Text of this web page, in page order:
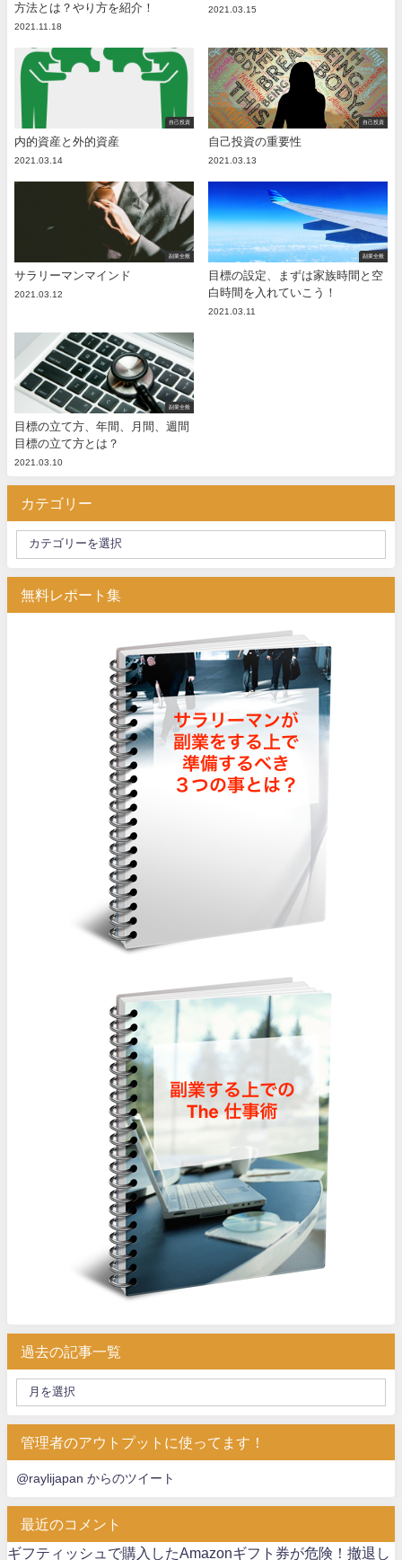
方法とは？やり方を紹介！
2021.11.18
2021.03.15
自己投資
内的資産と外的資産
2021.03.14
自己投資
自己投資の重要性
2021.03.13
副業全般
サラリーマンマインド
2021.03.12
副業全般
目標の設定、まずは家族時間と空
白時間を入れていこう！
2021.03.11
副業全般
目標の立て方、年間、月間、週間
目標の立て方とは？
2021.03.10
カテゴリー
無料レポート集
過去の記事一覧
管理者のアウトプットに使ってます！
@raylijapan からのツイート
最近のコメント
ギフティッシュで購入したAmazonギフト券が危険！撤退し